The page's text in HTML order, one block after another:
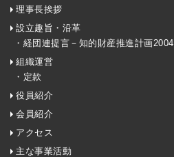
理事長挨拶
設立趣旨・沿革
・経団連提言－知的財産推進計画2004
組織運営
・定款
役員紹介
会員紹介
アクセス
主な事業活動